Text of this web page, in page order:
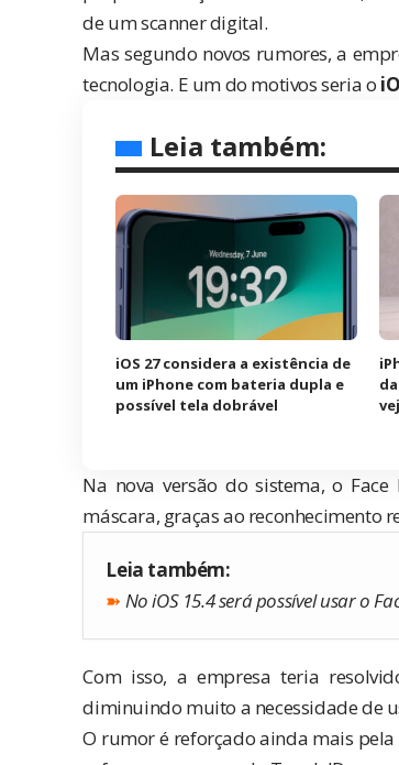
de um scanner digital.
Mas segundo novos rumores, a
tecnologia. E um do motivos seria o
Leia também:
iOS 27 considera a existência de
um iPhone com bateria dupla e
possível tela dobrável
Na nova versão do sistema, o
máscara, graças ao reconhecimento
Leia também:
➽ No iOS 15.4 será possível usar o
Com isso, a empresa teria
diminuindo muito a necessidade de
O rumor é reforçado ainda mais